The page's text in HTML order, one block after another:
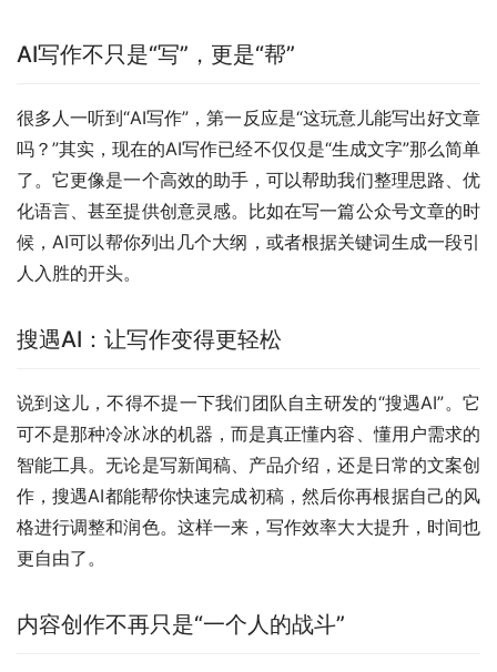
AI写作不只是“写”，更是“帮”
很多人一听到“AI写作”，第一反应是“这玩意儿能写出好文章
吗？”其实，现在的AI写作已经不仅仅是“生成文字”那么简单
了。它更像是一个高效的助手，可以帮助我们整理思路、优
化语言、甚至提供创意灵感。比如在写一篇公众号文章的时
候，AI可以帮你列出几个大纲，或者根据关键词生成一段引
人入胜的开头。
搜遇AI：让写作变得更轻松
说到这儿，不得不提一下我们团队自主研发的“搜遇AI”。它
可不是那种冷冰冰的机器，而是真正懂内容、懂用户需求的
智能工具。无论是写新闻稿、产品介绍，还是日常的文案创
作，搜遇AI都能帮你快速完成初稿，然后你再根据自己的风
格进行调整和润色。这样一来，写作效率大大提升，时间也
更自由了。
内容创作不再只是“一个人的战斗”